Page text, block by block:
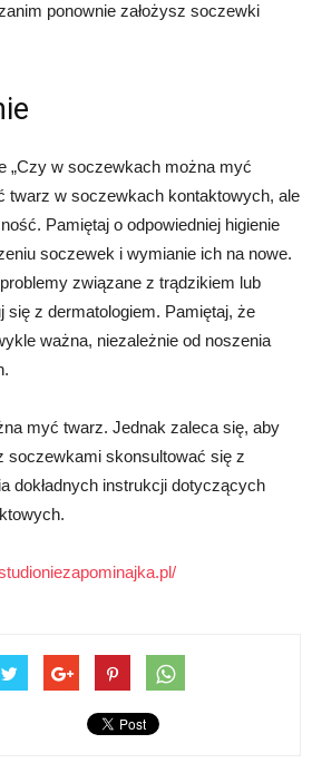
ponownie założysz soczewki
„Czy w soczewkach można myć
twarz w soczewkach kontaktowych, ale
Pamiętaj o odpowiedniej higienie
soczewek i wymianie ich na nowe.
związane z trądzikiem lub
się z dermatologiem. Pamiętaj, że
ważna, niezależnie od noszenia
myć twarz. Jednak zaleca się, aby
soczewkami skonsultować się z
dokładnych instrukcji dotyczących